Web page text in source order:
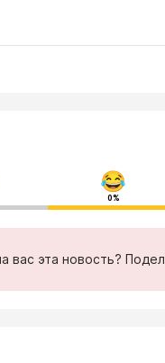
0%
вас эта новость?